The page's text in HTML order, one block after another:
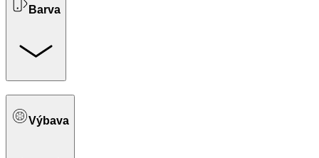
Barva
Výbava